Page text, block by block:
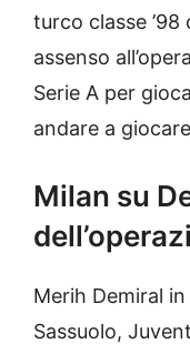
turco classe
assenso
Serie A per
andare a
Milan su
Merih Demiral
Sassuolo,